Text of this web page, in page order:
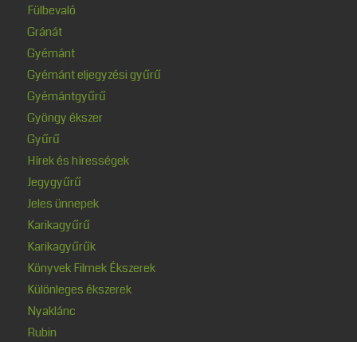
Fülbevaló
Gránát
Gyémánt
Gyémánt eljegyzési gyűrű
Gyémántgyűrű
Gyöngy ékszer
Gyűrű
Hírek és hírességek
Jegygyűrű
Jeles ünnepek
Karikagyűrű
Karikagyűrűk
Könyvek Filmek Ékszerek
Különleges ékszerek
Nyaklánc
Rubin